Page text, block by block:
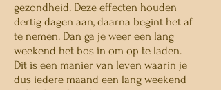
gezondheid. Deze effecten houden
dertig dagen aan, daarna begint het af
te nemen. Dan ga je weer een lang
weekend het bos in om op te laden.
Dit is een manier van leven waarin je
dus iedere maand een lang weekend